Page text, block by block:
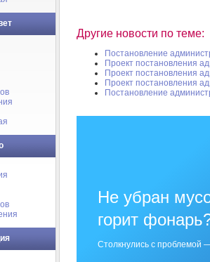
Другие новости по теме:
Постановление
Проект постановления
Проект постановления
Проект постановления
Постановление
Не убран
горит
Столкнулись с проблемой